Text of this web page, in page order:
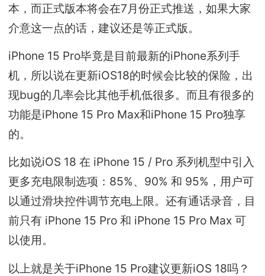
本，而正式版本将会在7月份正式推送，如果大家
介意这一点的话，建议还是等正式版。
iPhone 15 Pro毕竟是目前最新的iPhone系列手
机，所以说在更新iOS18的时候会比较的保险，出
现bug的几率会比其他手机低很多。而且有很多的
功能是iPhone 15 Pro Max和iPhone 15 Pro独享
的。
比如说iOS 18 在 iPhone 15 / Pro 系列机型中引入
更多充电限制选项：85%、90% 和 95%，用户可
以通过滑块控件调节充电上限。还有通话录音，目
前只有 iPhone 15 Pro 和 iPhone 15 Pro Max 可
以使用。
以上就是关于iPhone 15 Pro建议更新iOS 18吗？